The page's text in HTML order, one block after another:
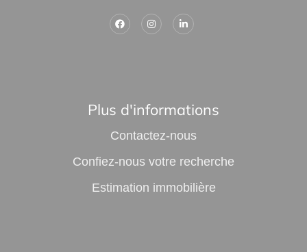
Plus d'informations
Contactez-nous
Confiez-nous votre recherche
Estimation immobilière